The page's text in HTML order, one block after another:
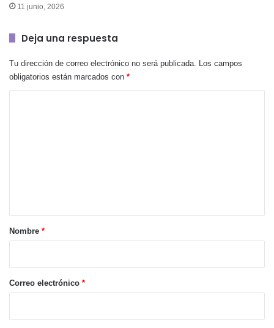
11 junio, 2026
Deja una respuesta
Tu dirección de correo electrónico no será publicada. Los campos
obligatorios están marcados con *
r
*
Nombre *
Correo electrónico *